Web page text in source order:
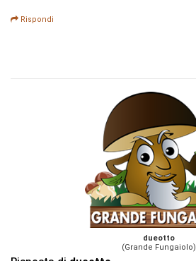
Rispondi
dueotto
(Grande Fungaiolo)